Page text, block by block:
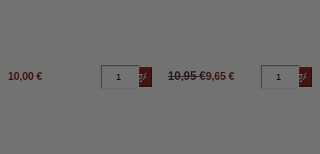
10,00 € Añadir al carrito
10,95 €9,65 €